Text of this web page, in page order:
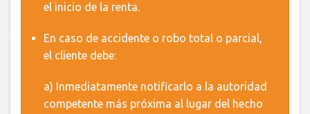
el inicio de la renta.
En caso de accidente o robo total o parcial,
el cliente debe:
a) Inmediatamente notificarlo a la autoridad
competente más próxima al lugar del hecho